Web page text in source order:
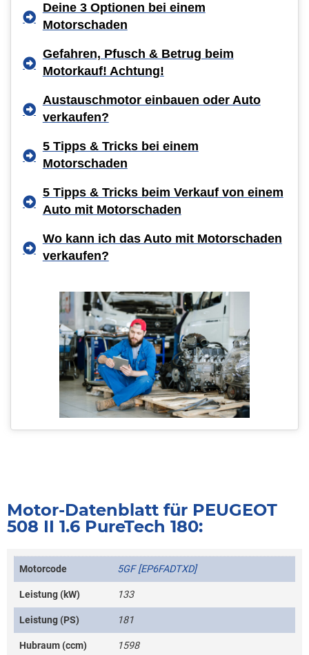
Deine 3 Optionen bei einem
Motorschaden
Gefahren, Pfusch & Betrug beim
Motorkauf! Achtung!
Austauschmotor einbauen oder Auto
verkaufen?
5 Tipps & Tricks bei einem
Motorschaden
5 Tipps & Tricks beim Verkauf von einem
Auto mit Motorschaden
Wo kann ich das Auto mit Motorschaden
verkaufen?
Motor-Datenblatt für PEUGEOT
508 II 1.6 PureTech 180:
Motorcode 5GF [EP6FADTXD]
Leistung (kW) 133
Leistung (PS) 181
Hubraum (ccm) 1598